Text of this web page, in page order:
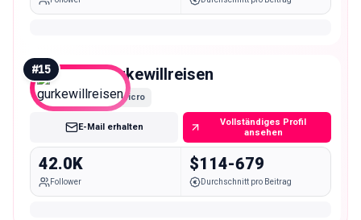
#15 gurkewillreisen
Micro
E-Mail erhalten
Vollständiges Profil
ansehen
42.0K
Follower
$114-679
Durchschnitt pro Beitrag